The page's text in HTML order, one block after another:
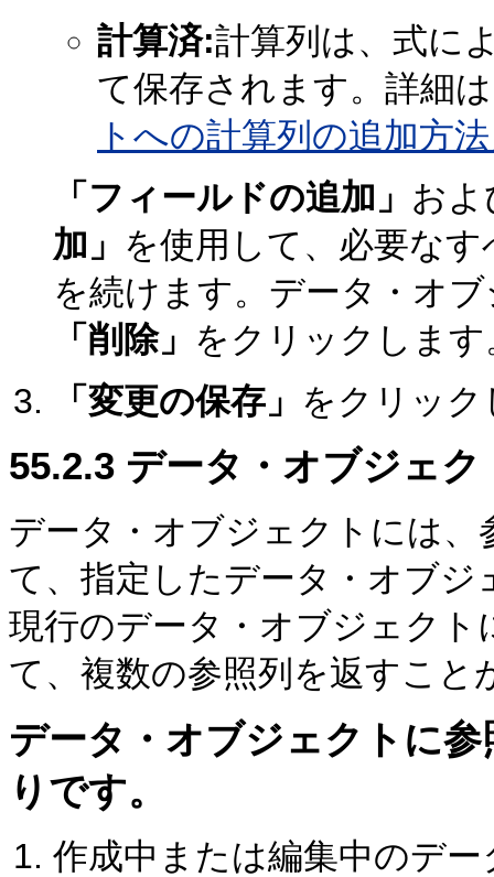
計算済:計算列は、式に
て保存されます。詳細
トへの計算列の追加方
「フィールドの追加」 およ
加」 を使用して、必要な
を続けます。データ・オ
「削除」 をクリックします
「変更の保存」 をクリッ
55.2.3 データ・オブジェ
データ・オブジェクトには、
て、指定したデータ・オブ
現行のデータ・オブジェク
て、複数の参照列を返すこと
データ・オブジェクトに
りです。
作成中または編集中のデ